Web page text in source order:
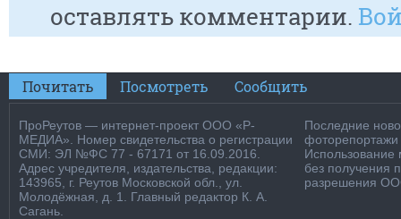
оставлять комментарии.
Почитать Посмотреть Сообщить
ПроРеутов — интернет-проект ООО «Р-
МЕДИА». Номер свидетельства о регистрации
СМИ: ЭЛ №ФС 77 - 67171 от 16.09.2016.
Адрес учредителя, издательства, редакции:
143965, г. Реутов Московской обл., ул.
Молодёжная, д. 1. Главный редактор К. А.
Сагань.
Последние
фоторепортажи
Использование
без получения
разрешения